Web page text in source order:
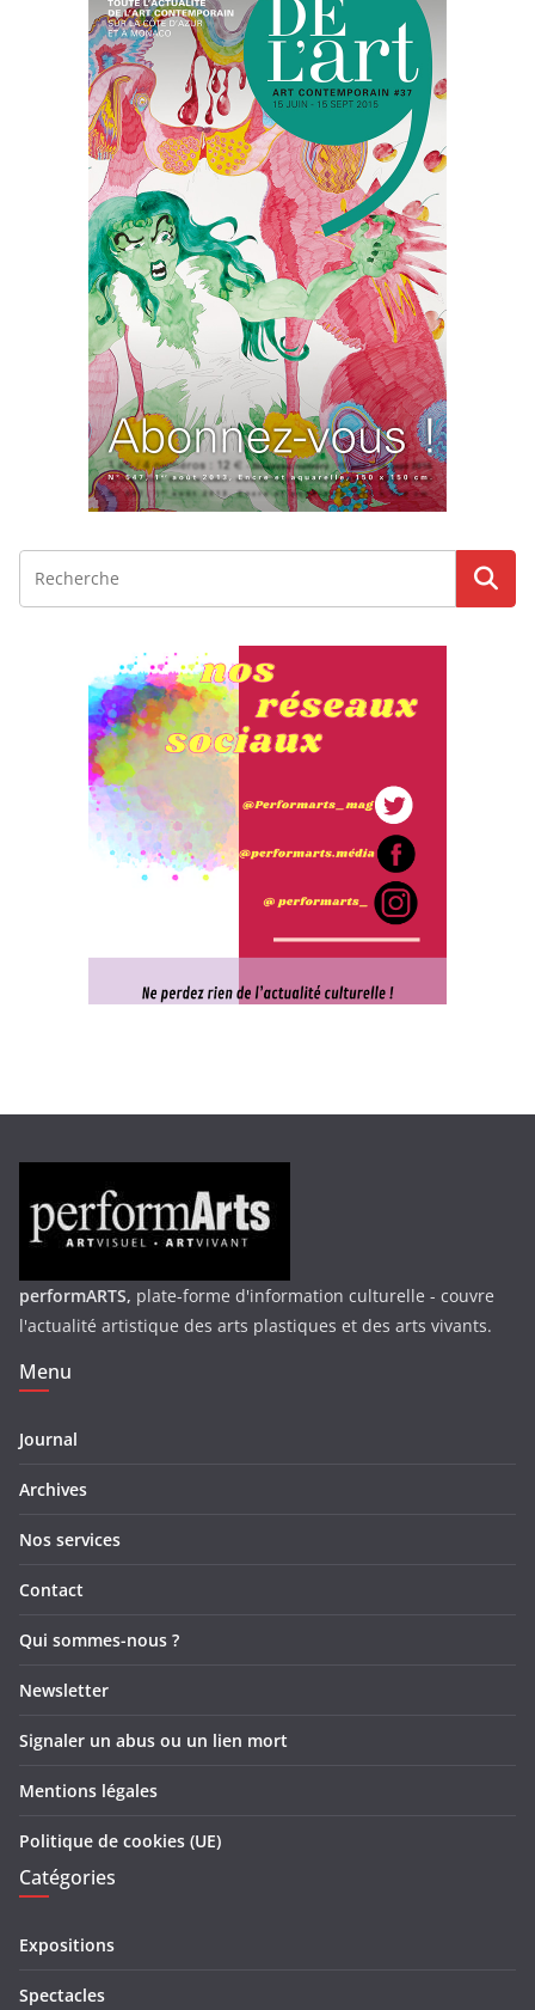
performARTS, plate-forme d'information culturelle - couvre
l'actualité artistique des arts plastiques et des arts vivants.
Menu
Journal
Archives
Nos services
Contact
Qui sommes-nous ?
Newsletter
Signaler un abus ou un lien mort
Mentions légales
Politique de cookies (UE)
Catégories
Expositions
Spectacles